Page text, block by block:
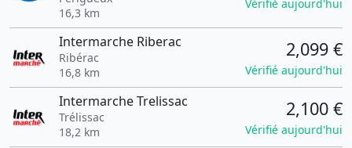
16,3 km
Vérifié aujourd'hui
Intermarche Riberac
Ribérac
16,8 km
2,099 €
Vérifié aujourd'hui
Intermarche Trelissac
Trélissac
18,2 km
2,100 €
Vérifié aujourd'hui